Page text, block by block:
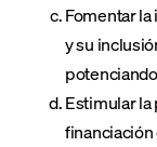
Fomentar
y su
Estimular